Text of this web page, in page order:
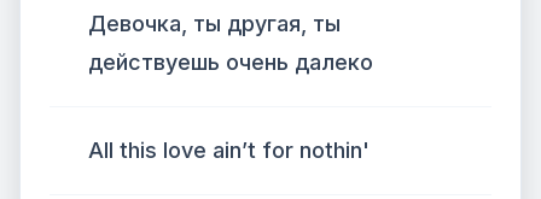
Девочка, ты другая, ты
действуешь очень далеко
All this love ain’t for nothin'